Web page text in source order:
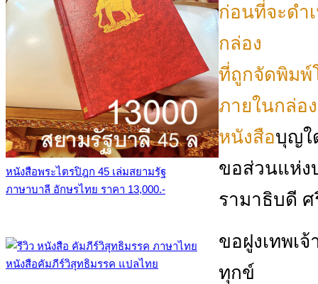
หนังสือพระไตรปิฎก 45 เล่มสยามรัฐ
ภาษาบาลี อักษรไทย ราคา 13,000.-
หนังสือคัมภีร์วิสุทธิมรรค แปลไทย
ก่อนที่จะดำ
กล่อง
ที่ถูกจัดพิมพ์
ภายในกล่อ
หนังสือบุญใ
ขอส่วนแห่ง
รามาธิบดี
ขอฝูงเทพเ
ทุกข์